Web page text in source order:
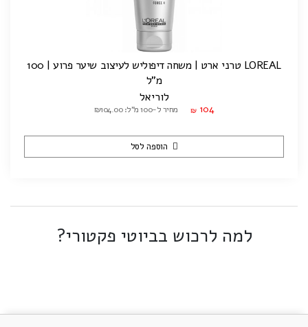
LOREAL טרני ארט | משחה דיפוליש לעיצוב שיער פרוע | 100
מ"ל
לוריאל
₪ 104 מחיר ל-100 מ"ל: ₪104.00
הוספה לסל
למה לרכוש בביוטי פקטורי?